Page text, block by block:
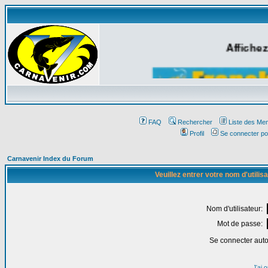
FAQ Rechercher
Liste des
Profil
Se connecter
Carnavenir Index du Forum
Veuillez entrer votre nom
Nom d'utilisateur:
Mot de passe:
Se connecter